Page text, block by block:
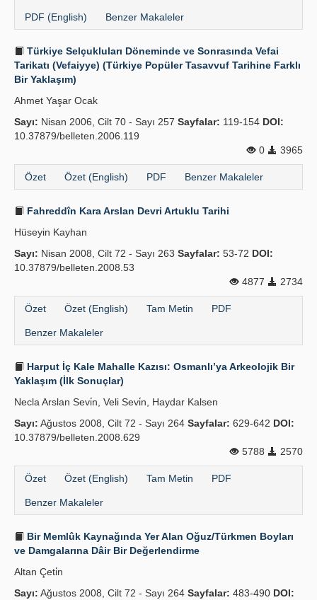
PDF (English) Benzer Makaleler
Türkiye Selçukluları Döneminde ve Sonrasında Vefai
Tarikatı (Vefaiyye) (Türkiye Popüler Tasavvuf Tarihine Farklı
Bir Yaklaşım)
Ahmet Yaşar Ocak
Sayı: Nisan 2006, Cilt 70 - Sayı 257 Sayfalar: 119-154 DOI:
10.37879/belleten.2006.119
0
3965
Özet Özet (English) PDF Benzer Makaleler
Fahreddîn Kara Arslan Devri Artuklu Tarihi
Hüseyin Kayhan
Sayı: Nisan 2008, Cilt 72 - Sayı 263 Sayfalar: 53-72 DOI:
10.37879/belleten.2008.53
4877
2734
Özet Özet (English) Tam Metin PDF
Benzer Makaleler
Harput İç Kale Mahalle Kazısı: Osmanlı’ya Arkeolojik Bir
Yaklaşım (İlk Sonuçlar)
Necla Arslan Sevi̇n, Veli Sevi̇n, Haydar Kalsen
Sayı: Ağustos 2008, Cilt 72 - Sayı 264 Sayfalar: 629-642 DOI:
10.37879/belleten.2008.629
5788
2570
Özet Özet (English) Tam Metin PDF
Benzer Makaleler
Bir Memlûk Kaynağında Yer Alan Oğuz/Türkmen Boyları
ve Damgalarına Dâir Bir Değerlendirme
Altan Çeti̇n
Sayı: Ağustos 2008, Cilt 72 - Sayı 264 Sayfalar: 483-490 DOI: